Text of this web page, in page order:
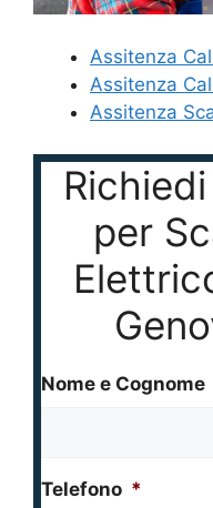
Assitenza
Assitenza
Assitenza
per
Nome e Cognome
Telefono *